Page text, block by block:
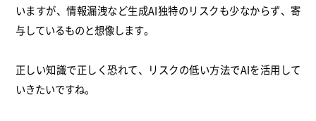
いますが、情報漏洩など生成AI独特のリスクも少なからず、寄
与しているものと想像します。
正しい知識で正しく恐れて、リスクの低い方法でAIを活用して
いきたいですね。